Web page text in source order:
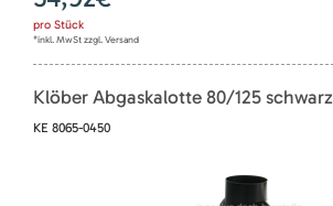
pro Stück
*inkl. MwSt zzgl. Versand
Klöber Abgaskalotte 80/125 schwarz
KE 8065-0450